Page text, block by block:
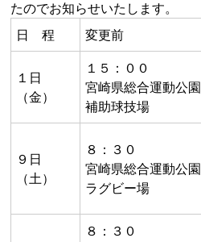
たのでお知らせいたします。
日 程
変更前
１日
（金）
１５：００
宮崎県総合運動公園
補助球技場
９日
（土）
８：３０
宮崎県総合運動公園
ラグビー場
８：３０